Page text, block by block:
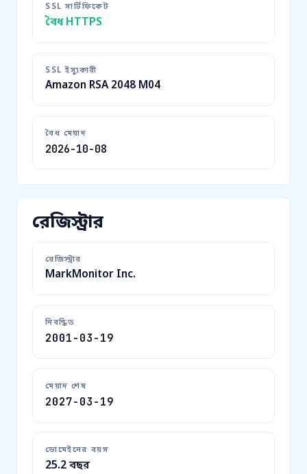
SSL সার্টিফিকেট
বৈধ HTTPS
SSL ইস্যুকারী
Amazon RSA 2048 M04
বৈধ মেয়াদ
2026-10-08
রেজিস্ট্রার
রেজিস্ট্রার
MarkMonitor Inc.
নিবন্ধিত
2001-03-19
মেয়াদ শেষ
2027-03-19
ডোমেইনের বয়স
25.2 বছর